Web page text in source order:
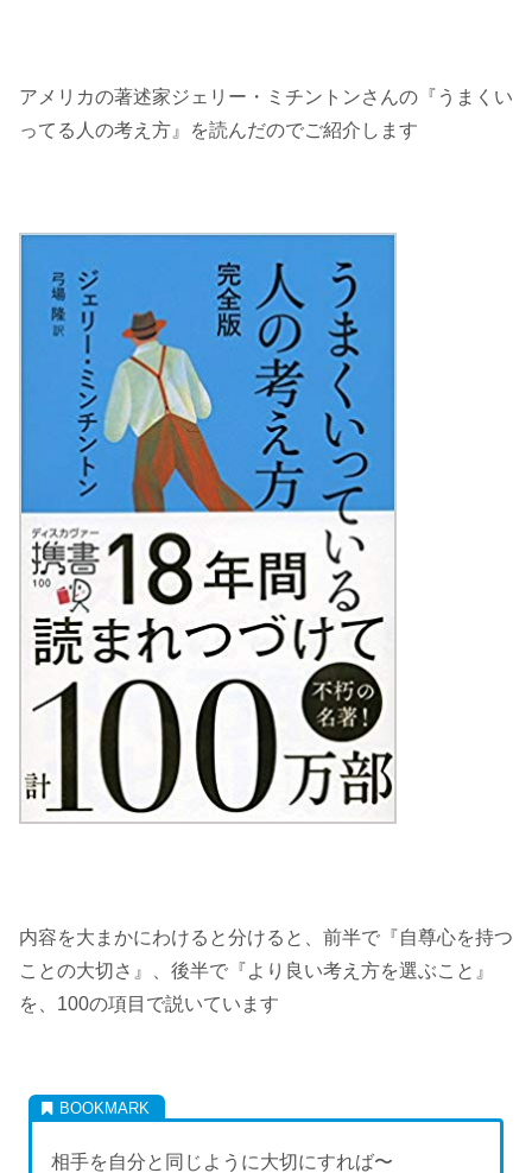
アメリカの著述家ジェリー・ミチントンさんの『うまくい
ってる人の考え方』を読んだのでご紹介します
内容を大まかにわけると分けると、前半で『自尊心を持つ
ことの大切さ』、後半で『より良い考え方を選ぶこと』
を、100の項目で説いています
相手を自分と同じように大切にすれば〜